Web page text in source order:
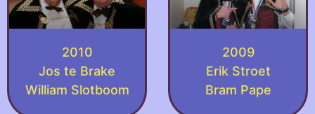
2010
Jos te Brake
William Slotboom
2009
Erik Stroet
Bram Pape